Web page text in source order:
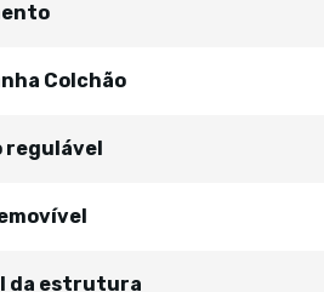
Colchão
regulável
da estrutura